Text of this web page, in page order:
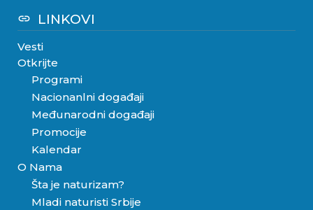
link LINKOVI
Vesti
Otkrijte
Programi
Nacionanlni događaji
Međunarodni događaji
Promocije
Kalendar
O Nama
Šta je naturizam?
Mladi naturisti Srbije